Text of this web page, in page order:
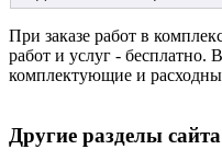
При заказе работ в
работ и услуг - бесплатно.
комплектующие и
Другие разделы